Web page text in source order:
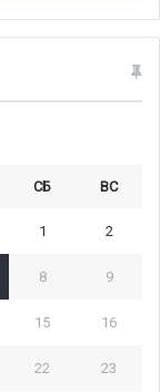
СБ ВС
1 2
8 9
15 16
22 23